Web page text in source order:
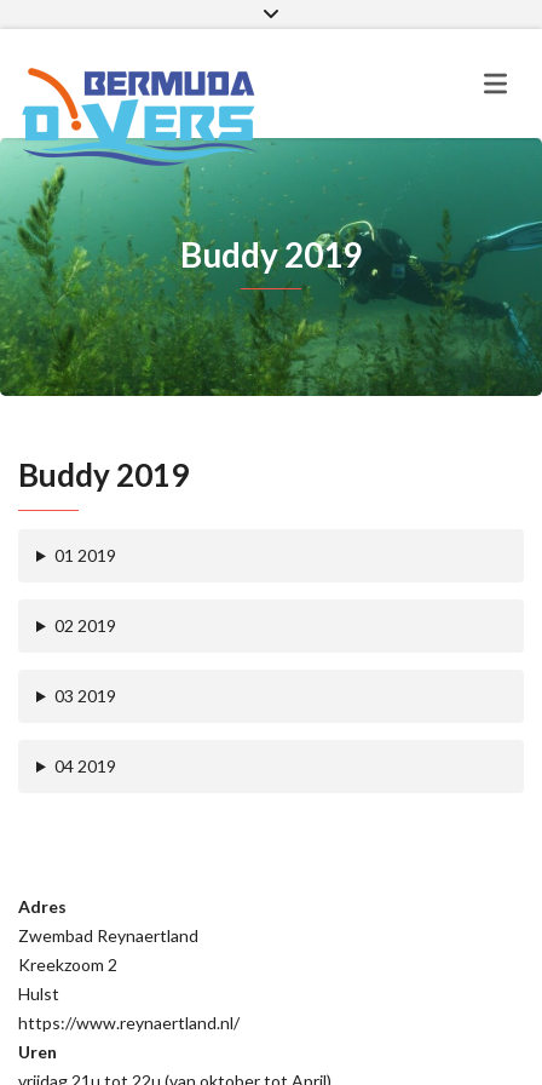
Facebook
Buddy 2019
Buddy 2019
01 2019
02 2019
03 2019
04 2019
Adres
Zwembad Reynaertland
Kreekzoom 2
Hulst
https://www.reynaertland.nl/
Uren
vrijdag 21u tot 22u (van oktober tot April)